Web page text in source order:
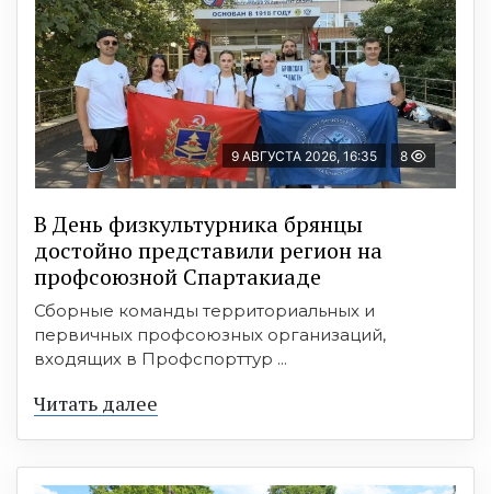
9 АВГУСТА 2026, 16:35 8
В День физкультурника брянцы
достойно представили регион на
профсоюзной Спартакиаде
Сборные команды территориальных и
первичных профсоюзных организаций,
входящих в Профспорттур ...
Читать далее